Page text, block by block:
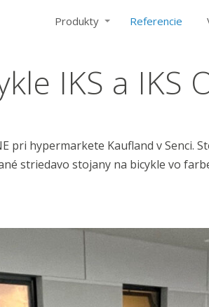
Produkty Referencie
IKS a IKS
pri hypermarkete Kaufland v Senci.
striedavo stojany na bicykle vo